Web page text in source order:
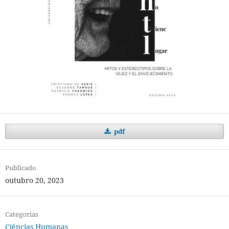
pdf
Publicado
outubro 20, 2023
Categorias
Ciências Humanas